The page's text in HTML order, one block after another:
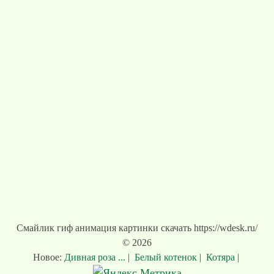
Смайлик гиф анимация картинки скачать https://wdesk.ru/
© 2026
Новое: Дивная роза ... | Белый котенок | Котяра |